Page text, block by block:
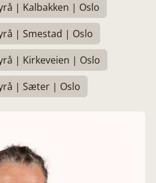
| Kalbakken | Oslo
| Smestad | Oslo
| Kirkeveien | Oslo
| Sæter | Oslo